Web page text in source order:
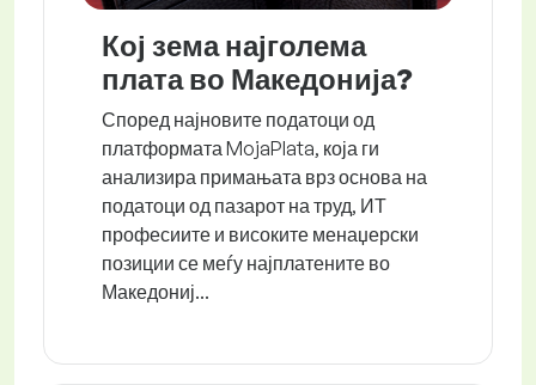
Кој зема најголема
плата во Македонија?
Според најновите податоци од
платформата MojaPlata, која ги
анализира примањата врз основа на
податоци од пазарот на труд, ИТ
професиите и високите менаџерски
позиции се меѓу најплатените во
Македониј...